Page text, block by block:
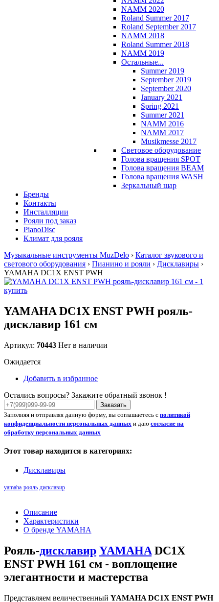
NAMM 2020
Roland Summer 2017
Roland September 2017
NAMM 2018
Roland Summer 2018
NAMM 2019
Остальные...
Summer 2019
September 2019
September 2020
January 2021
Spring 2021
Summer 2021
NAMM 2016
NAMM 2017
Musikmesse 2017
Световое оборудование
Голова вращения SPOT
Голова вращения BEAM
Голова вращения WASH
Зеркальный шар
Бренды
Контакты
Инсталляции
Рояли под заказ
PianoDisc
Климат для рояля
Музыкальные инструменты MuzDelo › Каталог звукового и
светового оборудования › Пианино и рояли › Дисклавиры ›
YAMAHA DC1X ENST PWH
YAMAHA DC1X ENST PWH рояль-
дисклавир 161 см
Артикул: 70443 Нет в наличии
Ожидается
Добавить в избранное
Остались вопросы? Закажите обратный звонок !
Заказать
Заполняя и отправляя данную форму, вы соглашаетесь с политикой
конфиденциальности персональных данных и даю согласие на
обработку персональных данных
Этот товар находится в категориях:
Дисклавиры
yamaha рояль дисклавир
Описание
Характеристики
О бренде YAMAHA
Рояль-дисклавир YAMAHADC1X
ENST PWH 161 см - воплощение
элегантности и мастерства
Представляем величественный YAMAHA DC1X ENST PWH